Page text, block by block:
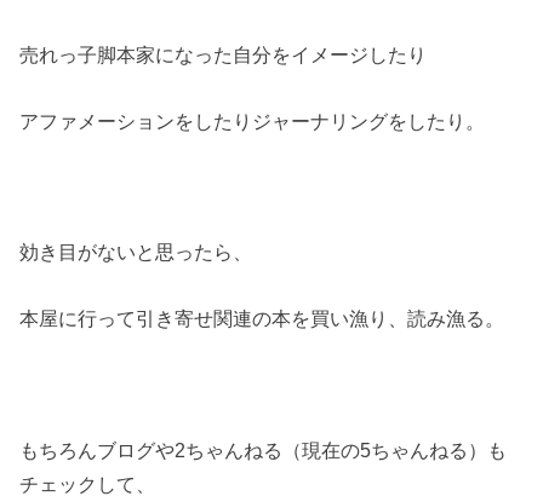
売れっ子脚本家になった自分をイメージしたり
アファメーションをしたりジャーナリングをしたり。
効き目がないと思ったら、
本屋に行って引き寄せ関連の本を買い漁り、読み漁る。
もちろんブログや2ちゃんねる（現在の5ちゃんねる）も
チェックして、